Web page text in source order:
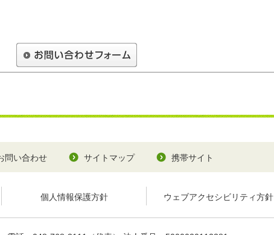
問い合わせ サイトマップ 携帯サイト
個人情報保護方針 ウェブアクセシビリティ方針